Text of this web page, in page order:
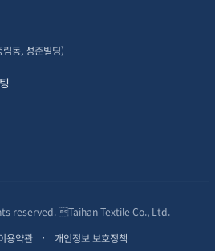
동, 성준빌딩)
reserved. Taihan Textile Co., Ltd.
용약관 개인정보 보호정책